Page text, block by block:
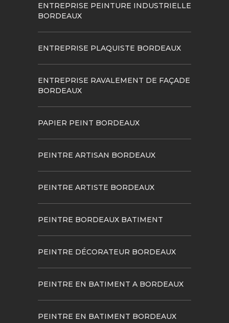
ENTREPRISE PEINTURE INDUSTRIELLE
BORDEAUX
ENTREPRISE PLAQUISTE BORDEAUX
ENTREPRISE RAVALEMENT DE FAÇADE
BORDEAUX
PAPIER PEINT BORDEAUX
PEINTRE ARTISAN BORDEAUX
PEINTRE ARTISTE BORDEAUX
PEINTRE BORDEAUX BATIMENT
PEINTRE DÉCORATEUR BORDEAUX
PEINTRE EN BATIMENT A BORDEAUX
PEINTRE EN BATIMENT BORDEAUX